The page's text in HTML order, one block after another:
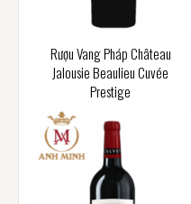
Rượu Vang Pháp Château
Jalousie Beaulieu Cuvée
Prestige